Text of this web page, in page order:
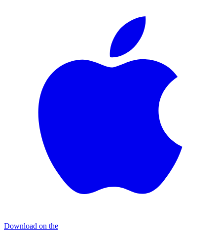
Download on the